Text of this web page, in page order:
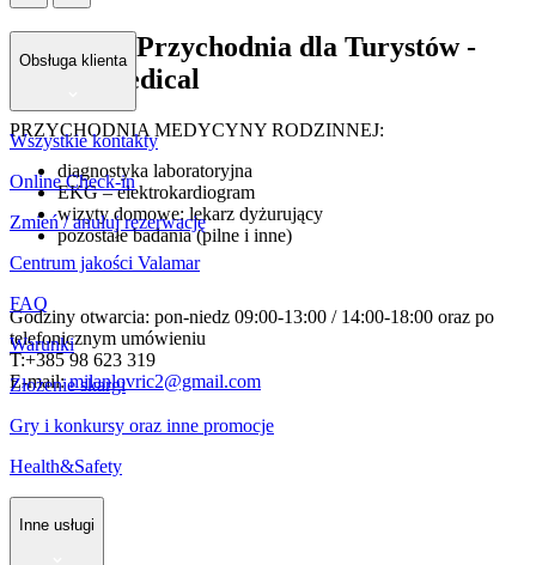
Prywatna Przychodnia dla Turystów -
Lovrić Medical
PRZYCHODNIA MEDYCYNY RODZINNEJ:
diagnostyka laboratoryjna
EKG – elektrokardiogram
wizyty domowe: lekarz dyżurujący
pozostałe badania (pilne i inne)
Godziny otwarcia: pon-niedz 09:00-13:00 / 14:00-18:00 oraz po
telefonicznym umówieniu
T:+385 98 623 319
E-mail:milanlovric2@gmail.com
Obsługa klienta
Wszystkie kontakty
Online Check-in
Zmień / anuluj rezerwację
Centrum jakości Valamar
FAQ
Warunki
Złożenie skargi
Gry i konkursy oraz inne promocje
Health&Safety
Inne usługi